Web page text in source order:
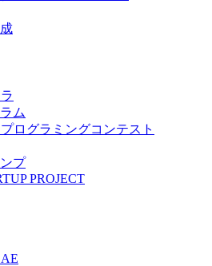
ム
ログラミングコンテスト
プ
PROJECT